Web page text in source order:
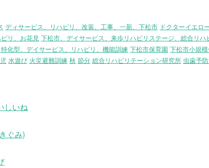
ディサービス、リハビリ、改装、工事、一新、下松市 ドクターイエロ
リ、お花見 下松市、デイサービス、来歩リハビリステージ、総合リ
化型、デイサービス、リハビリ、機能訓練 下松市保育園 下松市小規
水遊び 火災避難訓練 秋 節分 総合リハビリテーション研究所 虫歯予
いね
ぐみ)